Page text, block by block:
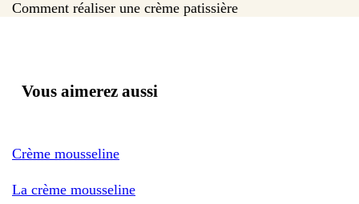
Comment réaliser une crème patissière
Vous aimerez aussi
Crème mousseline
La crème mousseline